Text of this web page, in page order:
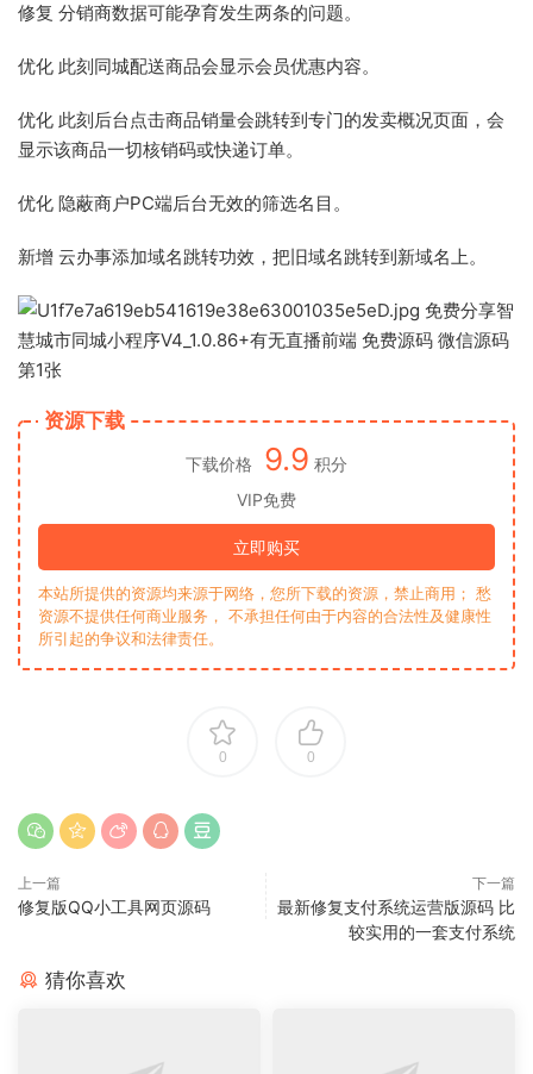
修复 分销商数据可能孕育发生两条的问题。
优化 此刻同城配送商品会显示会员优惠内容。
优化 此刻后台点击商品销量会跳转到专门的发卖概况页面，会
显示该商品一切核销码或快递订单。
优化 隐蔽商户PC端后台无效的筛选名目。
新增 云办事添加域名跳转功效，把旧域名跳转到新域名上。
资源下载
下载价格 9.9 积分
VIP免费
立即购买
本站所提供的资源均来源于网络，您所下载的资源，禁止商用； 愁
资源不提供任何商业服务， 不承担任何由于内容的合法性及健康性
所引起的争议和法律责任。
0 0
上一篇
修复版QQ小工具网页源码
下一篇
最新修复支付系统运营版源码 比
较实用的一套支付系统
猜你喜欢